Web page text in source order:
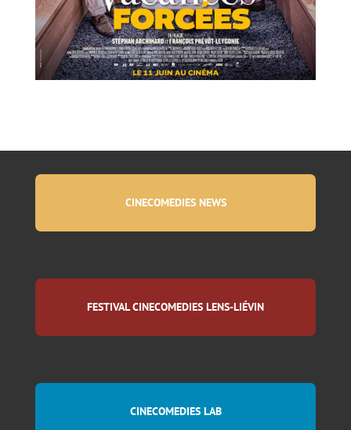
CINECOMEDIES NEWS
FESTIVAL CINECOMEDIES LENS-LIÉVIN
CINECOMEDIES LAB